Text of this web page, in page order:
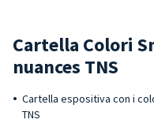
Cartella Colori
nuances TNS
Cartella espositiva con i
TNS